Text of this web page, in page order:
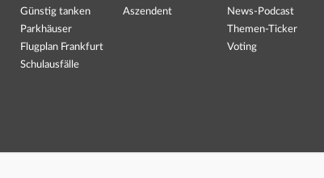
Günstig tanken
Parkhäuser
Flugplan Frankfurt
Schulausfälle
Aszendent
News-Podcast
Themen-Ticker
Voting